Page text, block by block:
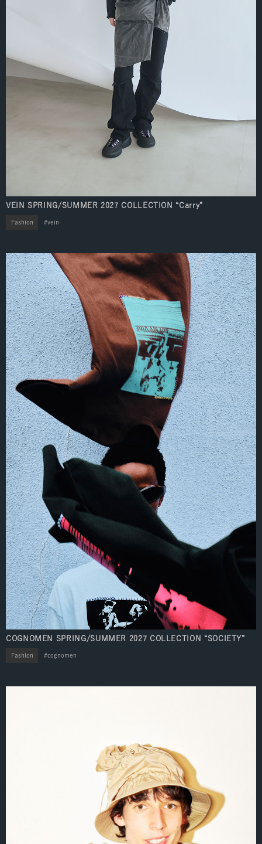
VEIN SPRING/SUMMER 2027 COLLECTION “Carry”
Fashion vein
COGNOMEN SPRING/SUMMER 2027 COLLECTION “SOCIETY”
Fashion cognomen